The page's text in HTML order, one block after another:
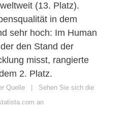
(13. Platz).
in dem
sehr hoch: Im Human
den Stand der
misst, rangierte
2. Platz.
Quelle | Sehen Sie sich die
an